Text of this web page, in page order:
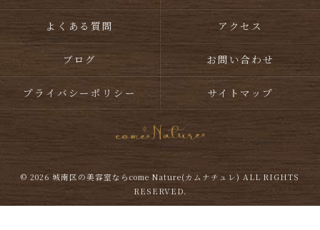
よくある質問 アクセス
ブログ お問い合わせ
プライバシーポリシー サイトマップ
© 2026 城南区の美容室ならcome Nature(カムナチュレ) ALL RIGHTS
RESERVED.